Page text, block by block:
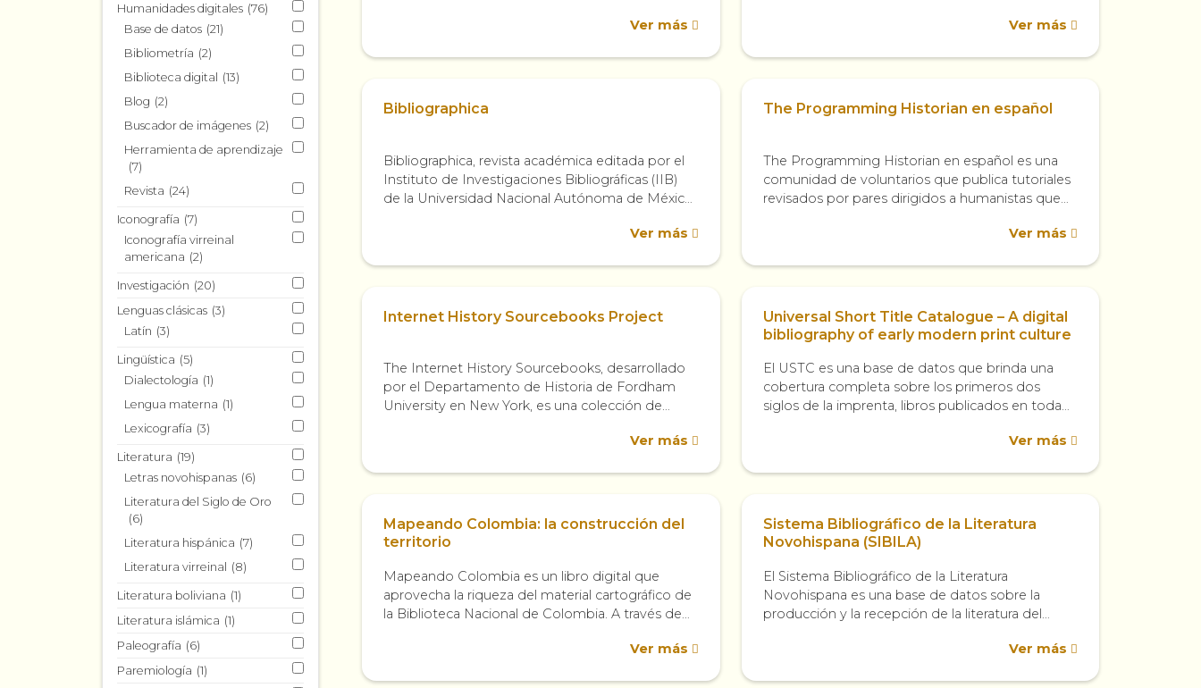
Humanidades digitales (76)
Base de datos (21)
Bibliometría (2)
Biblioteca digital
(13)
Blog (2)
Buscador de imágenes (2)
Herramienta de aprendizaje
(7)
Revista (24)
Iconografía (7)
Iconografía virreinal
americana (2)
Investigación (20)
Lenguas clásicas (3)
Latín (3)
Lingüística (5)
Dialectología (1)
Lengua materna (1)
Lexicografía (3)
Literatura (19)
Letras novohispanas (6)
Literatura del Siglo de Oro
(6)
Literatura hispánica (7)
Literatura virreinal
(8)
Literatura boliviana (1)
Literatura islámica (1)
Paleografía (6)
Paremiología (1)
Ver más
Ver más
Bibliographica
Bibliographica, revista académica editada por el
Instituto de Investigaciones Bibliográficas (IIB)
de la Universidad Nacional Autónoma de México
Ver más
The Programming Historian en español
The Programming Historian en español es una
comunidad de voluntarios que publica tutoriales
revisados por pares dirigidos a humanistas que
Ver más
Internet History Sourcebooks Project
The Internet History Sourcebooks, desarrollado
por el Departamento de Historia de Fordham
University en New York, es una colección de
Ver más
Universal Short Title Catalogue – A digital
bibliography of early modern print culture
El USTC es una base de datos que brinda una
cobertura completa sobre los primeros dos
siglos de la imprenta, libros publicados en toda
Ver más
Mapeando Colombia: la construcción del
territorio
Mapeando Colombia es un libro digital que
aprovecha la riqueza del material cartográfico de
la Biblioteca Nacional de Colombia. A través de
Ver más
Sistema Bibliográfico de la Literatura
Novohispana (SIBILA)
El Sistema Bibliográfico de la Literatura
Novohispana es una base de datos sobre la
producción y la recepción de la literatura del
Ver más